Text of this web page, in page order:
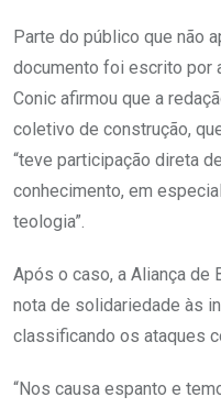
Parte do público que não
documento foi escrito por
Conic afirmou que a
coletivo de construção,
“teve participação direta
conhecimento, em
teologia”.
Após o caso, a Aliança de
nota de solidariedade às
classificando os ataques
“Nos causa espanto e